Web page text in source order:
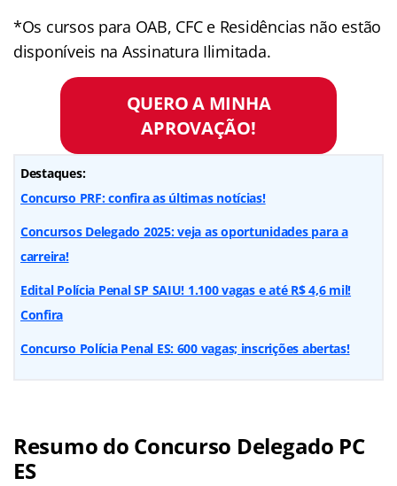
*Os cursos para OAB, CFC e Residências não estão
disponíveis na Assinatura Ilimitada.
QUERO A MINHA
APROVAÇÃO!
Destaques:
Concurso PRF: confira as últimas notícias!
Concursos Delegado 2025: veja as oportunidades para a
carreira!
Edital Polícia Penal SP SAIU! 1.100 vagas e até R$ 4,6 mil!
Confira
Concurso Polícia Penal ES: 600 vagas; inscrições abertas!
Resumo do Concurso Delegado PC
ES